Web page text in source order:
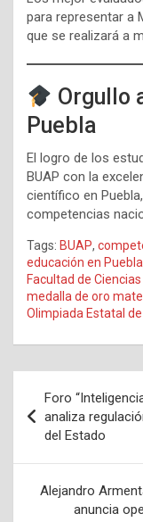
para representar a
que se realizará a
Orgullo
Puebla
El logro de los
BUAP con la
científico en
competencias
Tags: BUAP,
educación en Puebla
Facultad de
medalla de oro
Olimpiada Estatal
de
entradas
Foro
analiza
del Estado
Alejandro
anuncia